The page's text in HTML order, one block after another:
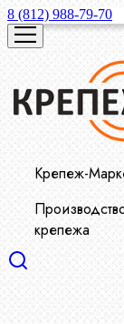
8 (812) 988-79-70
Крепеж-
крепежа